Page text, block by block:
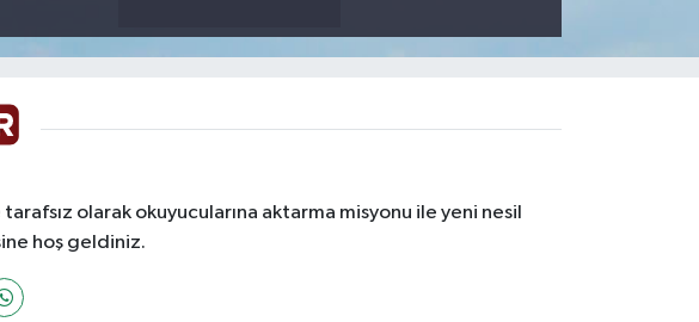
olarak okuyucularına aktarma misyonu ile yeni nesil
hoş geldiniz.